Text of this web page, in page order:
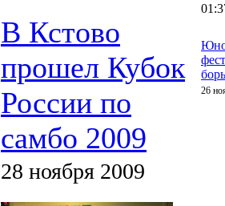
В Кстово
прошел Кубок
России по
самбо 2009
28 ноября 2009
26